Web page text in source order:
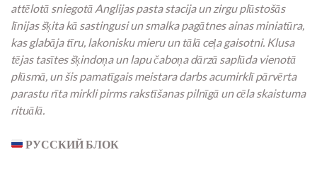
attēlotā sniegotā Anglijas pasta stacija un zirgu plūstošās
līnijas šķita kā sastingusi un smalka pagātnes ainas miniatūra,
kas glabāja tīru, lakonisku mieru un tālā ceļa gaisotni. Klusa
tējas tasītes šķindoņa un lapu čaboņa dārzā saplūda vienotā
plūsmā, un šis pamatīgais meistara darbs acumirklī pārvērta
parastu rīta mirkli pirms rakstīšanas pilnīgā un cēla skaistuma
rituālā.
РУССКИЙ БЛОК